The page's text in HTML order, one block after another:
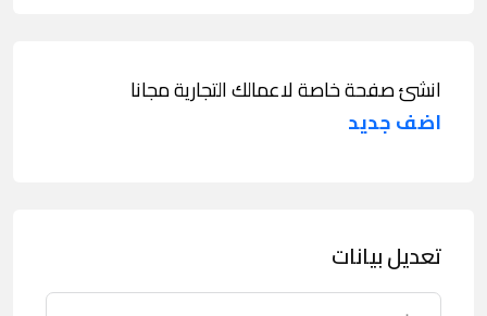
انشئ صفحة خاصة لاعمالك التجارية مجانا
اضف جديد
تعديل بيانات